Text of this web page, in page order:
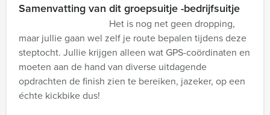
Samenvatting van dit groepsuitje -bedrijfsuitje
Het is nog net geen dropping,
maar jullie gaan wel zelf je route bepalen tijdens deze
steptocht. Jullie krijgen alleen wat GPS-coördinaten en
moeten aan de hand van diverse uitdagende
opdrachten de finish zien te bereiken, jazeker, op een
échte kickbike dus!